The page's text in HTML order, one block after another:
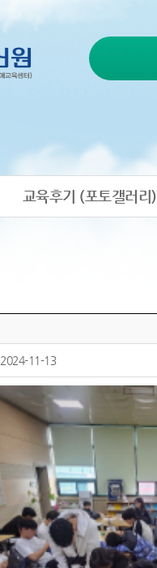
교육후기 (포토갤러리)
2024-11-13